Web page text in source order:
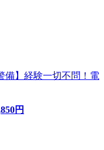
備】経験一切不問！電
円